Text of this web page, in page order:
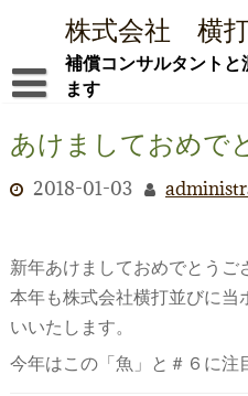
株式会社 横
補償コンサルタント
ます
業務内容
i-Con
採用情報
あけましておめで
2018-01-03
新年あけましておめでとうご
本年も株式会社横打並びに
いいたします。
今年はこの「魚」と＃６に注